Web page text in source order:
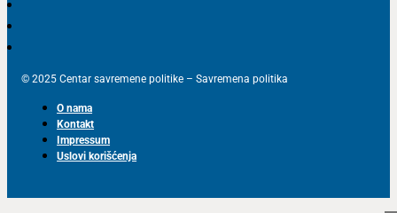
© 2025 Centar savremene politike – Savremena politika
O nama
Kontakt
Impressum
Uslovi korišćenja